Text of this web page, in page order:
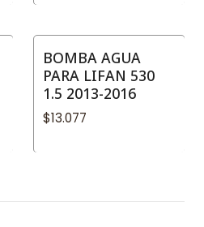
BOMBA AGUA
PARA LIFAN 530
1.5 2013-2016
$13.077